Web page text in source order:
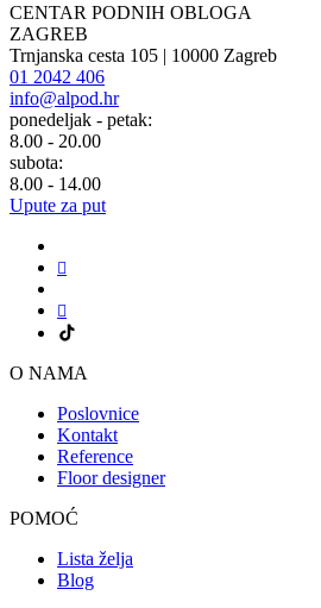
CENTAR PODNIH OBLOGA
ZAGREB
Trnjanska cesta 105 | 10000 Zagreb
01 2042 406
info@alpod.hr
ponedeljak - petak:
8.00 - 20.00
subota:
8.00 - 14.00
Upute za put
O NAMA
Poslovnice
Kontakt
Reference
Floor designer
POMOĆ
Lista želja
Blog